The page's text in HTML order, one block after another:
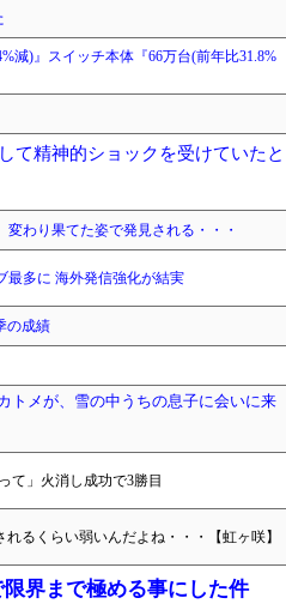
減)』スイッチ本体『66万台(前年比31.8%
て精神的ショックを受けていたと
わり果てた姿で発見される・・・
最多に 海外発信強化が結実
の成績
トメが、雪の中うちの息子に会いに来
て」火消し成功で3勝目
るくらい弱いんだよね・・・【虹ヶ咲】
限界まで極める事にした件